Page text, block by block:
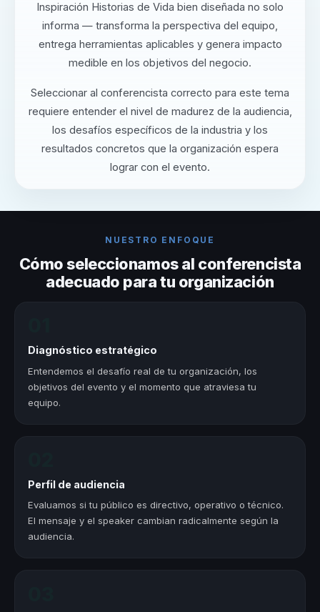
Inspiración Historias de Vida bien diseñada no solo
informa — transforma la perspectiva del equipo,
entrega herramientas aplicables y genera impacto
medible en los objetivos del negocio.
Seleccionar al conferencista correcto para este tema
requiere entender el nivel de madurez de la audiencia,
los desafíos específicos de la industria y los
resultados concretos que la organización espera
lograr con el evento.
NUESTRO ENFOQUE
Cómo seleccionamos al conferencista
adecuado para tu organización
Diagnóstico estratégico
Entendemos el desafío real de tu organización, los
objetivos del evento y el momento que atraviesa tu
equipo.
Perfil de audiencia
Evaluamos si tu público es directivo, operativo o técnico.
El mensaje y el speaker cambian radicalmente según la
audiencia.